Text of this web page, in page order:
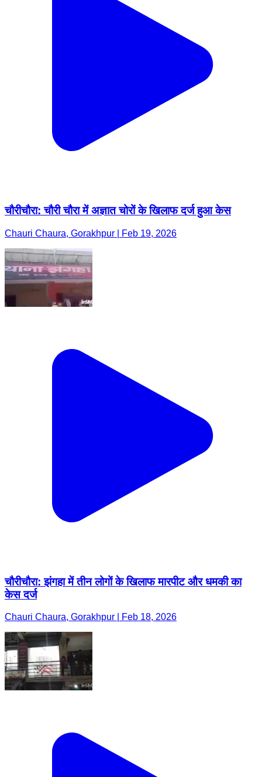
चौरीचौरा: चौरी चौरा में अज्ञात चोरों के खिलाफ दर्ज हुआ केस
Chauri Chaura, Gorakhpur | Feb 19, 2026
चौरीचौरा: झंगहा में तीन लोगों के खिलाफ मारपीट और धमकी का
केस दर्ज
Chauri Chaura, Gorakhpur | Feb 18, 2026